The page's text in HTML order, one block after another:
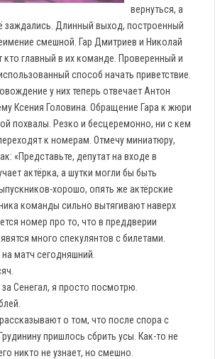
вернуться, а
Длинный выход, построенный
смешной. Гар Дмитриев и Николай
главный в их команде. Проверенный и
способ начать приветствие.
у них теперь отвечает Антон
Ксения Головина. Обращение Гара к жюри
похвалы. Резко и бесцеремонно, ни с кем
к номерам. Отмечу миниатюру,
«Представьте, депутат на входе в
актёрка, а шутки могли бы быть
хорошо, опять же актёрские
команды сильно вытягивают наверх
номер про то, что в преддверии
много спекулянтов с билетами.
матч сегодняшний.
за Сенегал, я просто посмотрю.
о том, что после спора с
пришлось сбрить усы. Как-то не
никто не узнает, но смешно.